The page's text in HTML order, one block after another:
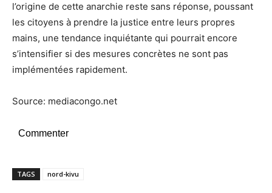
l’origine de cette anarchie reste sans réponse, poussant
les citoyens à prendre la justice entre leurs propres
mains, une tendance inquiétante qui pourrait encore
s’intensifier si des mesures concrètes ne sont pas
implémentées rapidement.
Source: mediacongo.net
Commenter
TAGS nord-kivu